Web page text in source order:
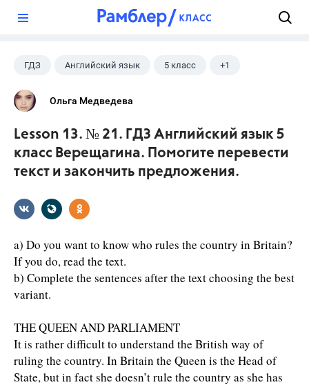
ГДЗ Английский язык 5 класс +1
Верещагина И.Н.
Ольга Медведева
Lesson 13. № 21. ГДЗ Английский язык 5
класс Верещагина. Помогите перевести
текст и закончить предложения.
a) Do you want to know who rules the country in Britain?
If you do, read the text.
b) Complete the sentences after the text choosing the best
variant.
THE QUEEN AND PARLIAMENT
It is rather difficult to understand the British way of
ruling the country. In Britain the Queen is the Head of
State, but in fact she doesn’t rule the country as she has